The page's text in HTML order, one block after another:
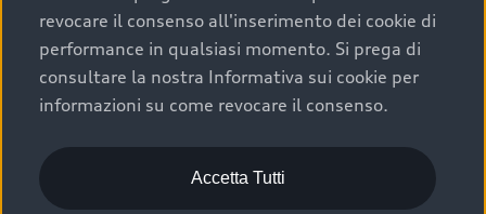
Acquistare un’auto usata in una Concessionaria ufficiale
Audi che offre l’usato garantito tramite Audi Prima
Scelta :plus, significa affidarsi ad un prodotto che viene
sottoposto a 110 controlli approfonditi e coperto da
garanzia fino a 4 anni per una maggiore tutela del tuo
acquisto.
revocare il consenso all'inserimento dei cookie di
performance in qualsiasi momento. Si prega di
consultare la nostra Informativa sui cookie per
informazioni su come revocare il consenso.
Accetta Tutti